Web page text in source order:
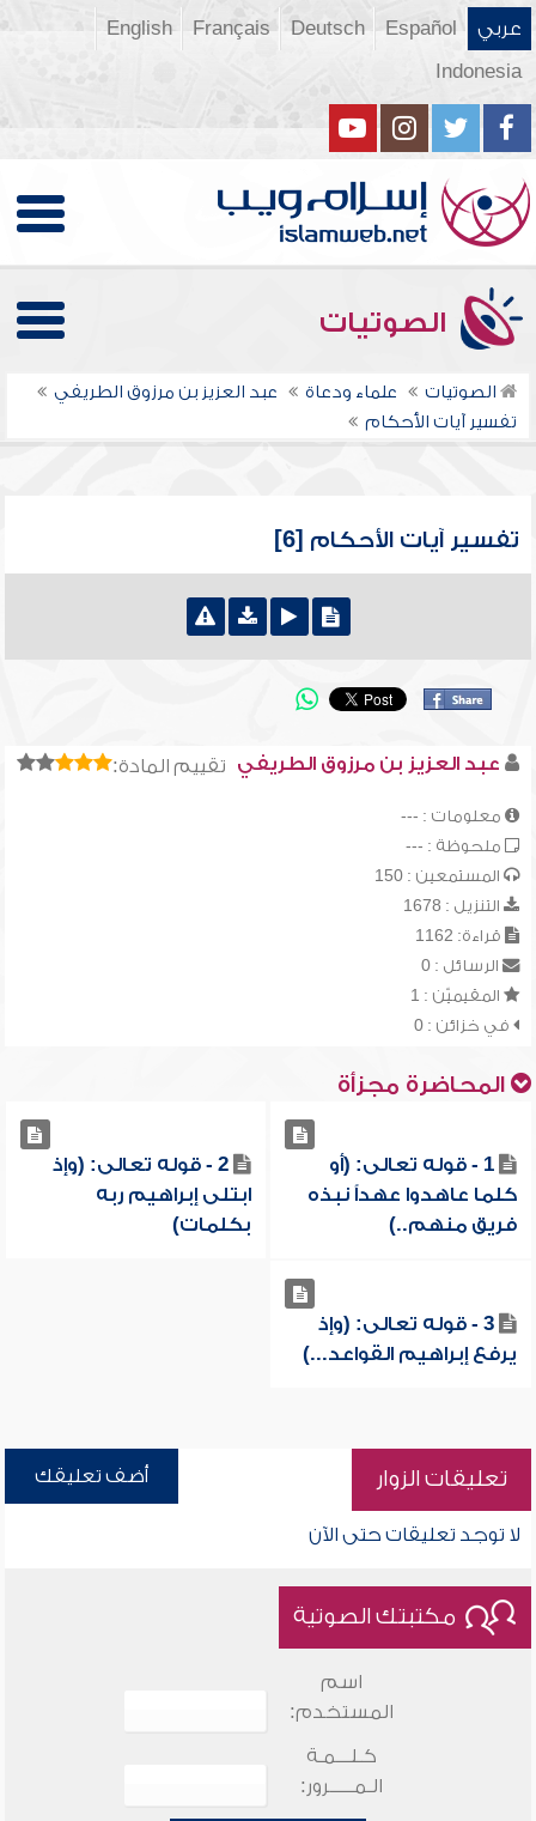
عربي Español
Deutsch
Français
English
Indonesia
الصوتيات
الصوتيات علماء ودعاة
عبد العزيز بن مرزوق الطريفي
تفسير آيات الأحكام
تفسير آيات الأحكام [6]
تقييم المادة: عبد العزيز بن مرزوق الطريفي
معلومات : ---
ملحوظة : ---
المستمعين : 150
التنزيل : 1678
قراءة: 1162
الرسائل : 0
المقيميّن : 1
في خزائن : 0
المحاضرة مجزأة
1 - قوله تعالى: (أو
كلما عاهدوا عهداً نبذه
فريق منهم..)
2 - قوله تعالى: (وإذ
ابتلى إبراهيم ربه
بكلمات)
3 - قوله تعالى: (وإذ
يرفع إبراهيم القواعد...)
تعليقات الزوار أضف تعليقك
لا توجد تعليقات حتى الآن
مكتبتك الصوتية
اسم
المستخدم:
كـلـــمـة
الـمـــــرور: